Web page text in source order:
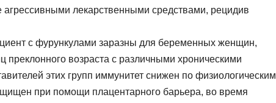
лекарственными средствами, рецидив
с фурункулами заразны для беременных женщин,
преклонного возраста с различными хроническими
этих групп иммунитет снижен по физиологическим
при помощи плацентарного барьера, во время